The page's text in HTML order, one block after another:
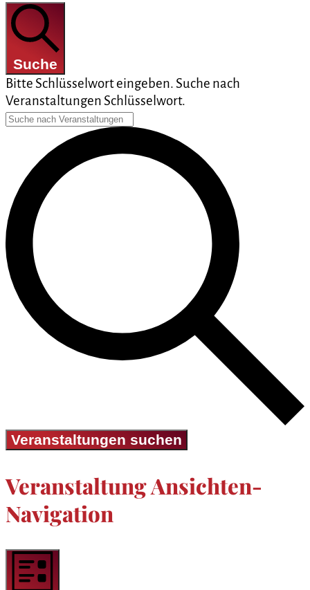
Suche
Bitte Schlüsselwort eingeben. Suche nach
Veranstaltungen Schlüsselwort.
Veranstaltungen suchen
Veranstaltung Ansichten-
Navigation